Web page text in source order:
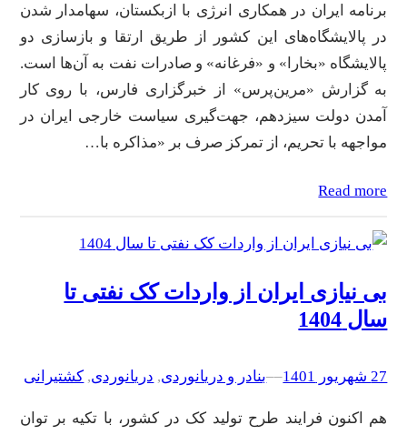
برنامه ایران در همکاری انرژی با ازبکستان، سهامدار شدن
در پالایشگاه‌های این کشور از طریق ارتقا و بازسازی دو
پالایشگاه «بخارا» و «فرغانه» و صادرات نفت به آن‌ها است.
به گزارش «مرین‌پرس» از خبرگزاری فارس، با روی کار
آمدن دولت سیزدهم، جهت‌گیری سیاست خارجی ایران در
مواجهه با تحریم، از تمرکز صرف بر «مذاکره با…
Read more
بی نیازی ایران از واردات کک نفتی تا
سال 1404
27 شهریور 1401 –
–بنادر و دریانوردی, دریانوردی, کشتیرانی
هم اکنون فرایند طرح تولید کک در کشور، با تکیه بر توان